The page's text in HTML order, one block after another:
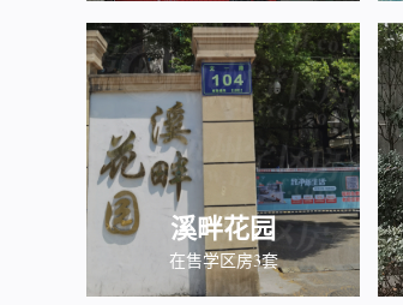
溪畔花园
在售学区房3套